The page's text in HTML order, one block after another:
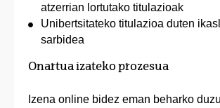
atzerrian lortutako titulazioak
Unibertsitateko titulazioa duten
sarbidea
Onartua izateko prozesua
Izena online bidez eman beharko